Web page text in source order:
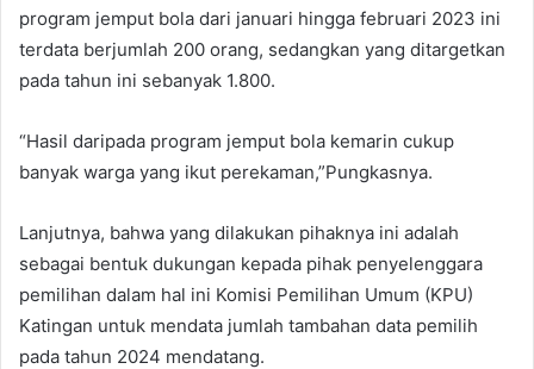
program jemput bola dari januari hingga februari 2023 ini
terdata berjumlah 200 orang, sedangkan yang ditargetkan
pada tahun ini sebanyak 1.800.
“Hasil daripada program jemput bola kemarin cukup
banyak warga yang ikut perekaman,”Pungkasnya.
Lanjutnya, bahwa yang dilakukan pihaknya ini adalah
sebagai bentuk dukungan kepada pihak penyelenggara
pemilihan dalam hal ini Komisi Pemilihan Umum (KPU)
Katingan untuk mendata jumlah tambahan data pemilih
pada tahun 2024 mendatang.